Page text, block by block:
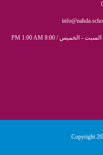
السبت - الخميس / 8:00 PM 1:00 AM